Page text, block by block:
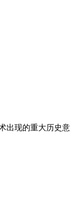
出现的重大历史意